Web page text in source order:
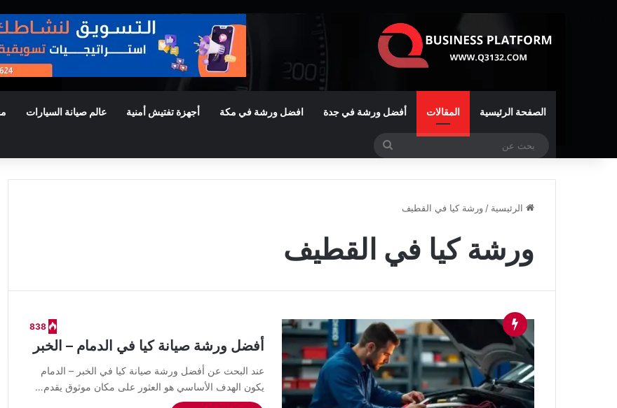
الصفحة الرئيسية المقالات أفضل ورشة في جدة افضل ورشة في مكة أجهزة تفتيش أمنية عالم صيانة السيارات
الرئيسية / ورشة كيا في القطيف
ورشة كيا في القطيف
838
أفضل ورشة صيانة كيا في الدمام – الخبر
عند البحث عن أفضل ورشة صيانة كيا في الخبر – الدمام
يكون الهدف الأساسي هو العثور على مكان موثوق يقدم…